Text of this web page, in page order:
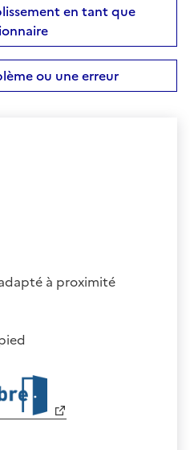
en tant que
ou une erreur
à proximité